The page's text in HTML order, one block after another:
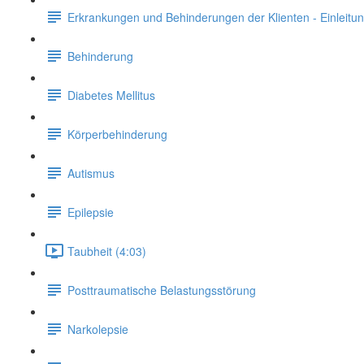
Erkrankungen und Behinderungen der Klienten -
Behinderung
Diabetes Mellitus
Körperbehinderung
Autismus
Epilepsie
Taubheit (4:03)
Posttraumatische Belastungsstörung
Narkolepsie